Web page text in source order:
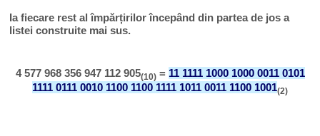
Ia fiecare rest al împărțirilor începând din partea de jos a
listei construite mai sus.
4 577 968 356 947 112 905(10)= 11 1111 1000 1000 0011 0101
1111 0111 0010 1100 1100 1111 1011 0011 1100 1001(2)